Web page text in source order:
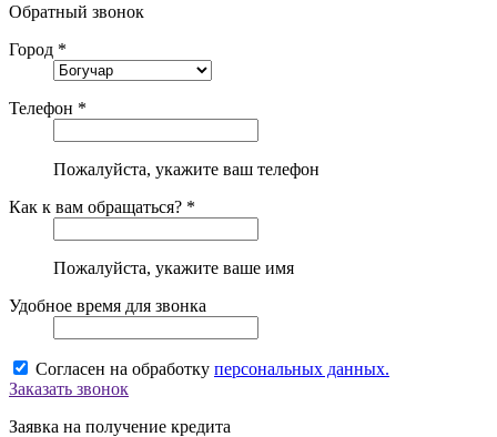
Обратный звонок
Город *
Телефон *
Пожалуйста, укажите ваш телефон
Как к вам обращаться? *
Пожалуйста, укажите ваше имя
Удобное время для звонка
Согласен на обработку персональных данных.
Заказать звонок
Заявка на получение кредита